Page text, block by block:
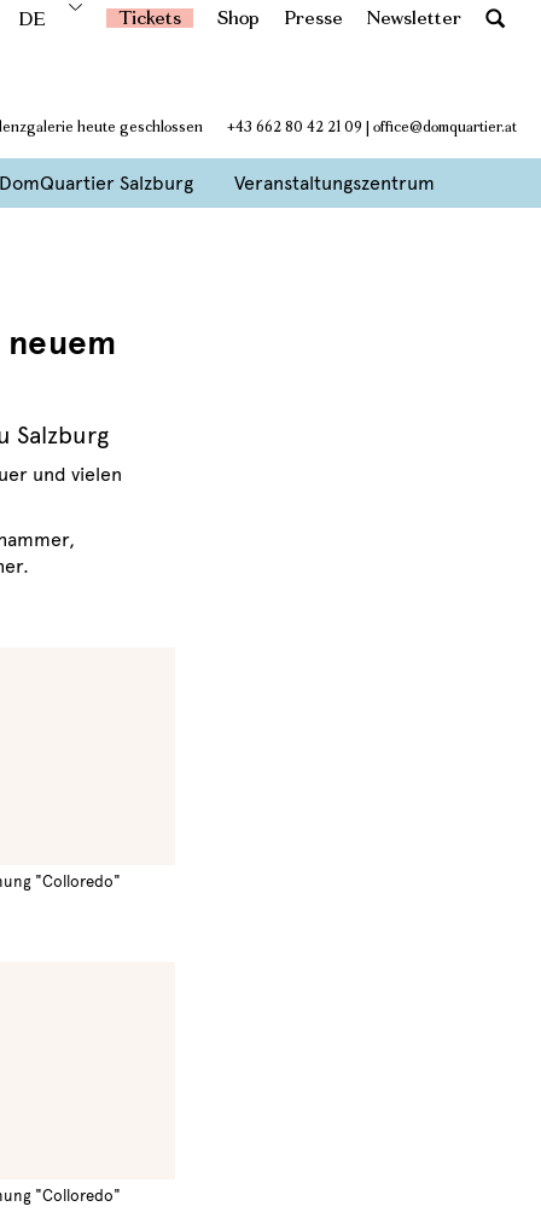
DE Tickets Shop Presse Newsletter
heute geschlossen +43 662 80 42 21 09 | office@domquartier.at
DomQuartier Salzburg Veranstaltungszentrum
Salzburg
und vielen
"Colloredo"
"Colloredo"